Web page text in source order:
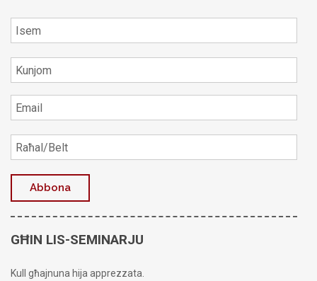
GĦIN LIS-SEMINARJU
Kull għajnuna hija apprezzata.